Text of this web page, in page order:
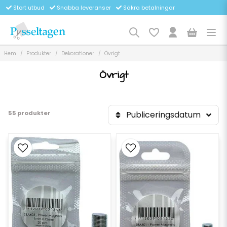
Stort utbud Snabba leveranser Säkra betalningar
Hem Produkter Dekorationer Övrigt
Övrigt
55 produkter Publiceringsdatum